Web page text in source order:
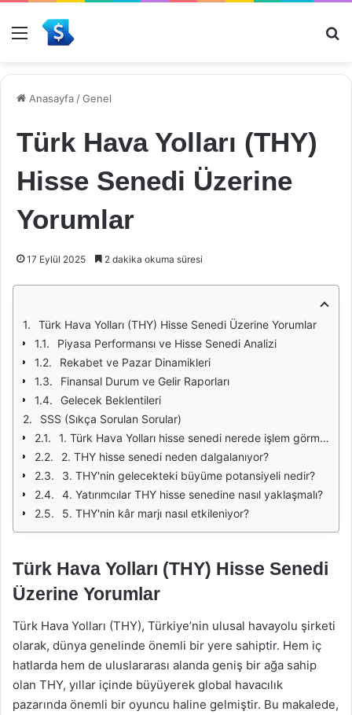
Menü
Anasayfa /Genel
Türk Hava Yolları (THY)
Hisse Senedi Üzerine
Yorumlar
17 Eylül 2025 2 dakika okuma süresi
Türk Hava Yolları (THY) Hisse Senedi Üzerine Yorumlar
Piyasa Performansı ve Hisse Senedi Analizi
Rekabet ve Pazar Dinamikleri
Finansal Durum ve Gelir Raporları
Gelecek Beklentileri
SSS (Sıkça Sorulan Sorular)
1. Türk Hava Yolları hisse senedi nerede işlem görmektedir?
2. THY hisse senedi neden dalgalanıyor?
3. THY'nin gelecekteki büyüme potansiyeli nedir?
4. Yatırımcılar THY hisse senedine nasıl yaklaşmalı?
5. THY'nin kâr marjı nasıl etkileniyor?
Türk Hava Yolları (THY) Hisse Senedi
Üzerine Yorumlar
Türk Hava Yolları (THY), Türkiye’nin ulusal havayolu şirketi
olarak, dünya genelinde önemli bir yere sahiptir. Hem iç
hatlarda hem de uluslararası alanda geniş bir ağa sahip
olan THY, yıllar içinde büyüyerek global havacılık
pazarında önemli bir oyuncu haline gelmiştir. Bu makalede,